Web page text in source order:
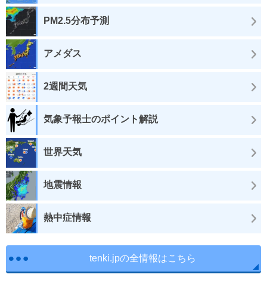
PM2.5分布予測
アメダス
2週間天気
気象予報士のポイント解説
世界天気
地震情報
熱中症情報
tenki.jpの全情報はこちら